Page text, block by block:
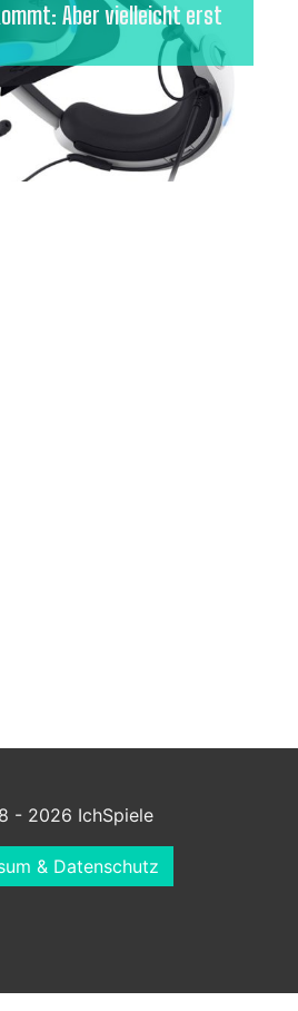
Aber vielleicht erst
- 2026 IchSpiele
& Datenschutz